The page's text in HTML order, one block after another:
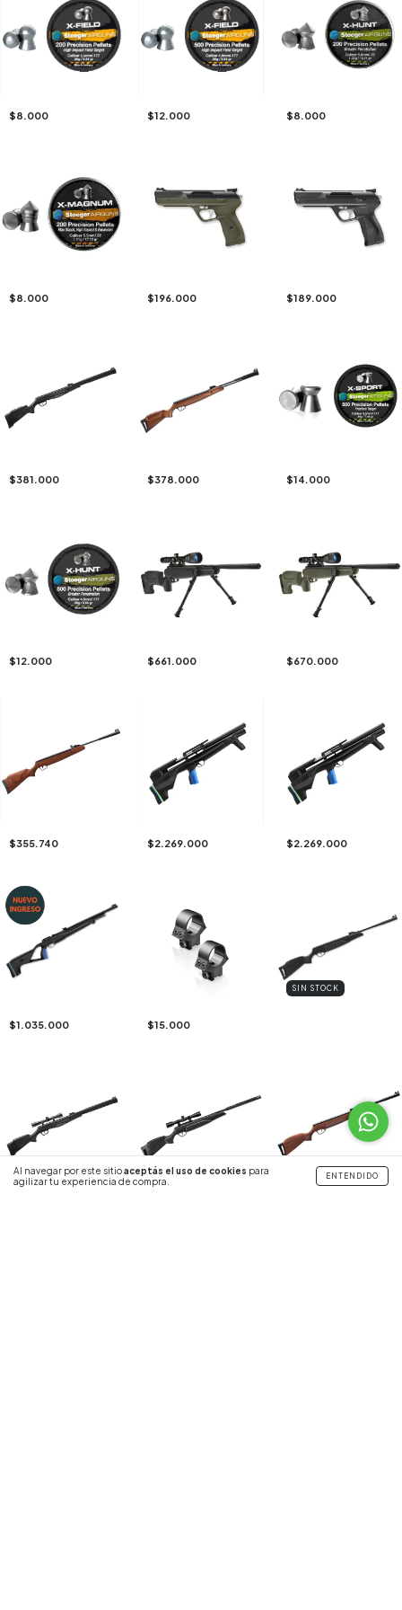
Al navegar por este sitioaceptás el uso de cookies para
agilizar tu experiencia de compra.
ENTENDIDO
$8.000 $12.000 $8.000
$8.000 $196.000 $189.000
$381.000 $378.000 $14.000
$12.000 $661.000 $670.000
$355.740 $2.269.000 $2.269.000
$1.035.000 $15.000
SIN STOCK
SIN STOCK SIN STOCK SIN STOCK